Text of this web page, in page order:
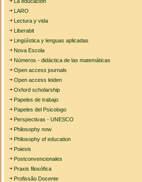
LARO
Lectura y vida
Liberabit
Lingüística y lenguas aplicadas
Nova Escola
Números - didáctica de las matemáticas
Open access journals
Open access leiden
Oxford scholarship
Papeles de trabajo
Papeles del Psicologo
Perspectivas - UNESCO
Philosophy now
Philosophy of education
Poiesis
Postconvencionales
Praxis filosófica
Profissão Docente